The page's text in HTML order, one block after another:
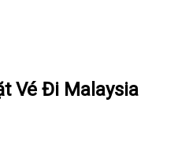
Vé Đi Malaysia